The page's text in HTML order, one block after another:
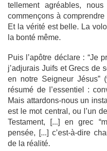
tellement agréables,
commençons à
Et la vérité est belle. La
la bonté même.
Puis l’apôtre déclare : “Je
j’adjurais Juifs et Grecs de
en notre Seigneur Jésus”
résumé de l’essentiel :
Mais attardons-nous un
est le mot central, ou l’un
Testament, [...] en grec
pensée, [...] c’est-à-dire
de la réalité.